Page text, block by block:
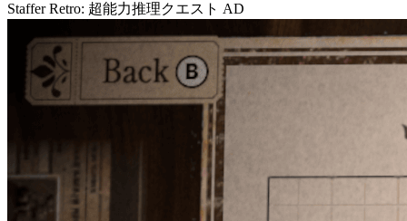
Staffer Retro: 超能力推理クエスト AD